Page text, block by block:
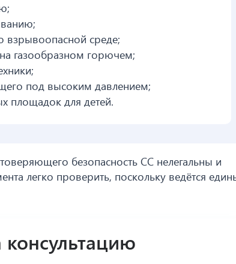
среде;
газообразном горючем;
под высоким давлением;
площадок для детей.
безопасность СС нелегальны и
легко проверить, поскольку ведётся
консультацию